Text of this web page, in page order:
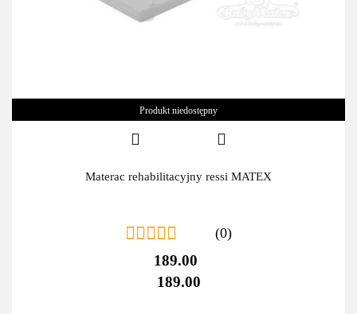
Produkt niedostępny
Materac rehabilitacyjny ressi MATEX
(0)
189.00
189.00